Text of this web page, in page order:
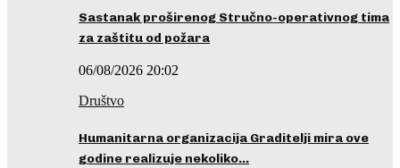
Sastanak proširenog Stručno-operativnog tima
za zaštitu od požara
06/08/2026 20:02
Društvo
Humanitarna organizacija Graditelji mira ove
godine realizuje nekoliko…